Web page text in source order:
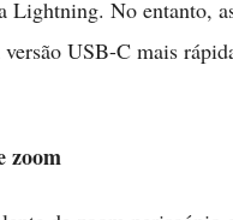
Lightning. No entanto,
USB-C mais
zoom